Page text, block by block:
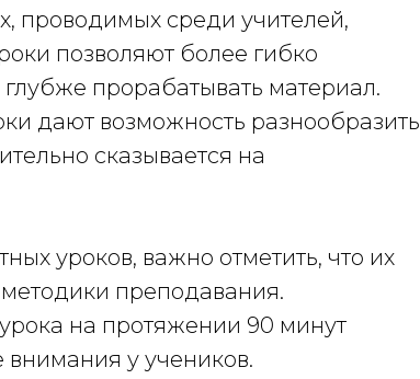
проводимых среди учителей,
позволяют более гибко
прорабатывать материал.
дают возможность разнообразить
сказывается на
уроков, важно отметить, что их
преподавания.
на протяжении 90 минут
внимания у учеников.